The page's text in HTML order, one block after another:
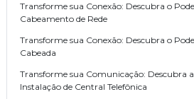
Transforme sua Conexão: Descubra o
Cabeamento de Rede
Transforme sua Conexão: Descubra o
Cabeada
Transforme sua Comunicação: Descubra
Instalação de Central Telefônica